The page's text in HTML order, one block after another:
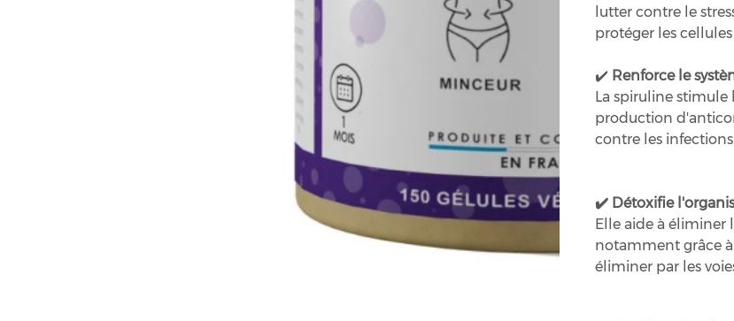
lutter contre le
protéger les
✔️ Renforce le
La spiruline
production
contre les
✔️ Détoxifie
Elle aide à éliminer
notamment grâce à
éliminer par les